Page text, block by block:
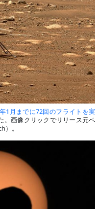
1月までに72回のフライトを実
。画像クリックでリリース元ペ
）。